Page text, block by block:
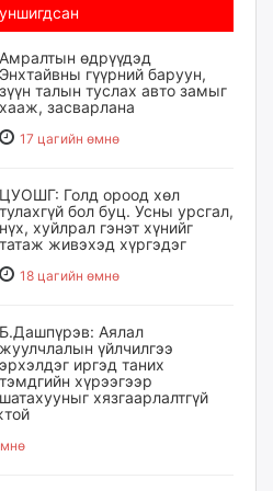
Амралтын өдрүүдэд
Энхтайвны гүүрний баруун,
зүүн талын туслах авто замыг
хааж, засварлана
17 цагийн өмнө
ЦУОШГ: Голд ороод хөл
тулахгүй бол буц. Усны урсгал,
нүх, хуйлрал гэнэт хүнийг
татаж живэхэд хүргэдэг
18 цагийн өмнө
Б.Дашпүрэв: Аялал
жуулчлалын үйлчилгээ
эрхэлдэг иргэд таних
тэмдгийн хүрээгээр
шатахууныг хязгаарлалтгүй